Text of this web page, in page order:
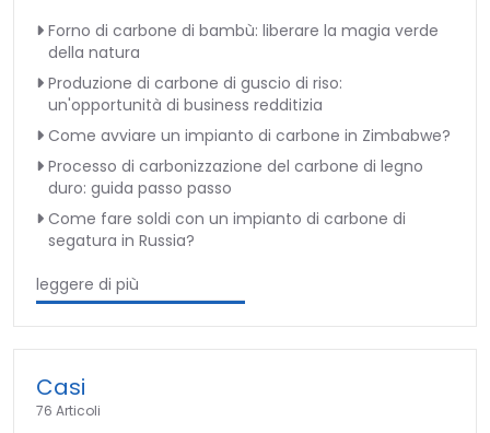
Forno di carbone di bambù: liberare la magia verde
della natura
Produzione di carbone di guscio di riso:
un'opportunità di business redditizia
Come avviare un impianto di carbone in Zimbabwe?
Processo di carbonizzazione del carbone di legno
duro: guida passo passo
Come fare soldi con un impianto di carbone di
segatura in Russia?
leggere di più
Casi
76 Articoli